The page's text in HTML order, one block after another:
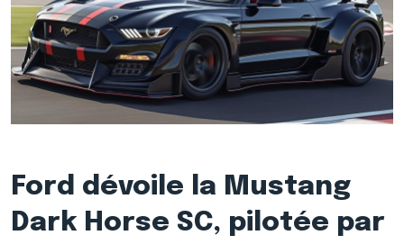
Ford dévoile la Mustang
Dark Horse SC, pilotée par